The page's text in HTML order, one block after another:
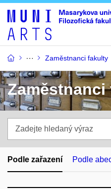
Zaměstnanci fakulty
hledaný
výraz
Podle zařazení Podle